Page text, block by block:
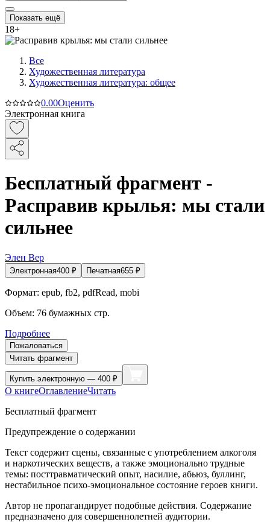
Показать ещё
18+
Все
Художественная литература
Художественная литература: общее
0.00Оценить
Электронная книга
Бесплатный фрагмент -
Расправив крылья: мы стали
сильнее
Элен Вер
Электронная400 ₽ Печатная655 ₽
Формат: epub, fb2, pdfRead, mobi
Объем: 76 бумажных стр.
Подробнее
Пожаловаться
Читать фрагмент
Купить электронную — 400 ₽
О книгеОглавлениеЧитать
Бесплатный фрагмент
Предупреждение о содержании
Текст содержит сцены, связанные с употреблением алкоголя
и наркотических веществ, а также эмоционально трудные
темы: посттравматический опыт, насилие, абьюз, буллинг,
нестабильное психо-эмоциональное состояние героев книги.
Автор не пропагандирует подобные действия. Содержание
предназначено для совершеннолетней аудитории.